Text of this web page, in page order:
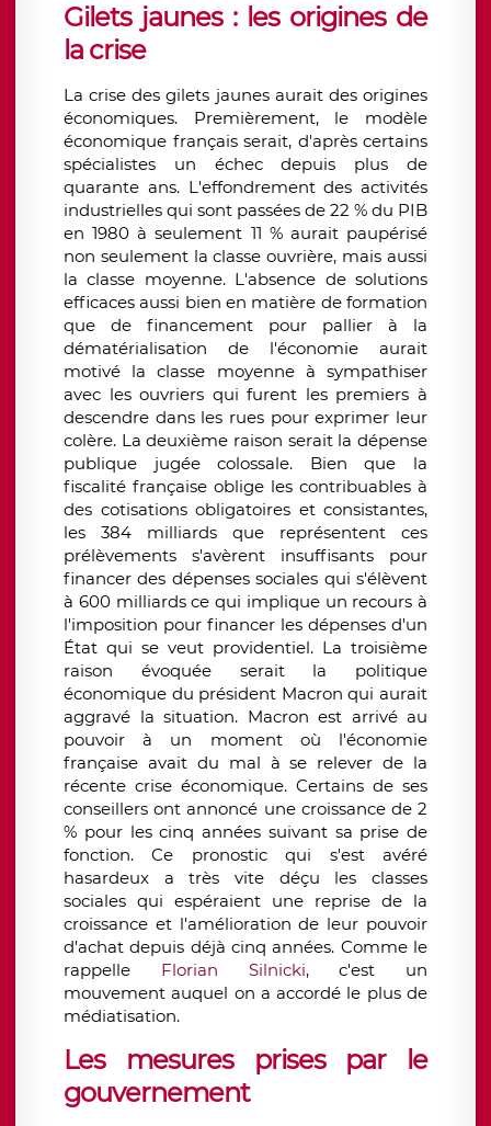
Gilets jaunes : les origines de
la crise
La crise des gilets jaunes aurait des origines
économiques. Premièrement, le modèle
économique français serait, d'après certains
spécialistes un échec depuis plus de
quarante ans. L'effondrement des activités
industrielles qui sont passées de 22 % du PIB
en 1980 à seulement 11 % aurait paupérisé
non seulement la classe ouvrière, mais aussi
la classe moyenne. L'absence de solutions
efficaces aussi bien en matière de formation
que de financement pour pallier à la
dématérialisation de l'économie aurait
motivé la classe moyenne à sympathiser
avec les ouvriers qui furent les premiers à
descendre dans les rues pour exprimer leur
colère. La deuxième raison serait la dépense
publique jugée colossale. Bien que la
fiscalité française oblige les contribuables à
des cotisations obligatoires et consistantes,
les 384 milliards que représentent ces
prélèvements s'avèrent insuffisants pour
financer des dépenses sociales qui s'élèvent
à 600 milliards ce qui implique un recours à
l'imposition pour financer les dépenses d'un
État qui se veut providentiel. La troisième
raison évoquée serait la politique
économique du président Macron qui aurait
aggravé la situation. Macron est arrivé au
pouvoir à un moment où l'économie
française avait du mal à se relever de la
récente crise économique. Certains de ses
conseillers ont annoncé une croissance de 2
% pour les cinq années suivant sa prise de
fonction. Ce pronostic qui s'est avéré
hasardeux a très vite déçu les classes
sociales qui espéraient une reprise de la
croissance et l'amélioration de leur pouvoir
d'achat depuis déjà cinq années. Comme le
rappelle Florian Silnicki, c'est un
mouvement auquel on a accordé le plus de
médiatisation.
Les mesures prises par le
gouvernement